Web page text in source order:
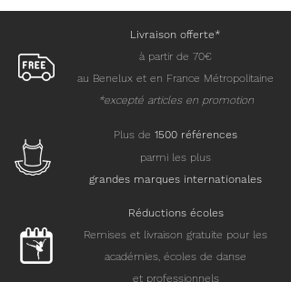
Livraison offerte*
à partir de 70€
au Benelux et en France Métropolitaine
*excepté articles en promotion
Plus de 1500 références
parmi les plus
grandes marques internationales
Réductions écoles
Remises et livraison gratuite pour les
académies, écoles de danse
et professionnels